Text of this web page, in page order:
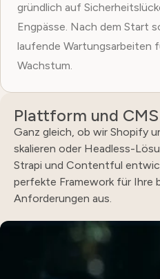
gründlich auf
Engpässe. Nach dem Start
laufende Wartungsarbeiten
Wachstum.
Plattform und
Ganz gleich, ob wir Shopify
skalieren oder Headless-
Strapi und Contentful
perfekte Framework für Ihre
Anforderungen aus.